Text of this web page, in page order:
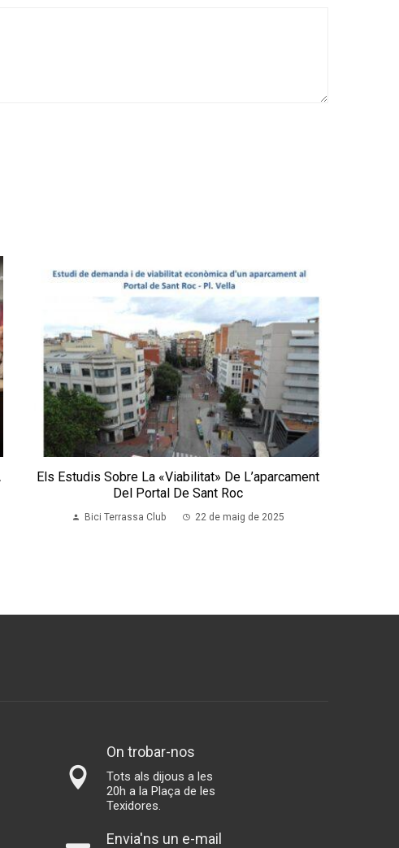
Els Estudis Sobre La «viabilitat» De L’aparcament
Del Portal De Sant Roc
Bici Terrassa Club 22 de maig de 2025
On trobar-nos
Tots als dijous a les
20h a la Plaça de les
Texidores.
Envia'ns un e-mail